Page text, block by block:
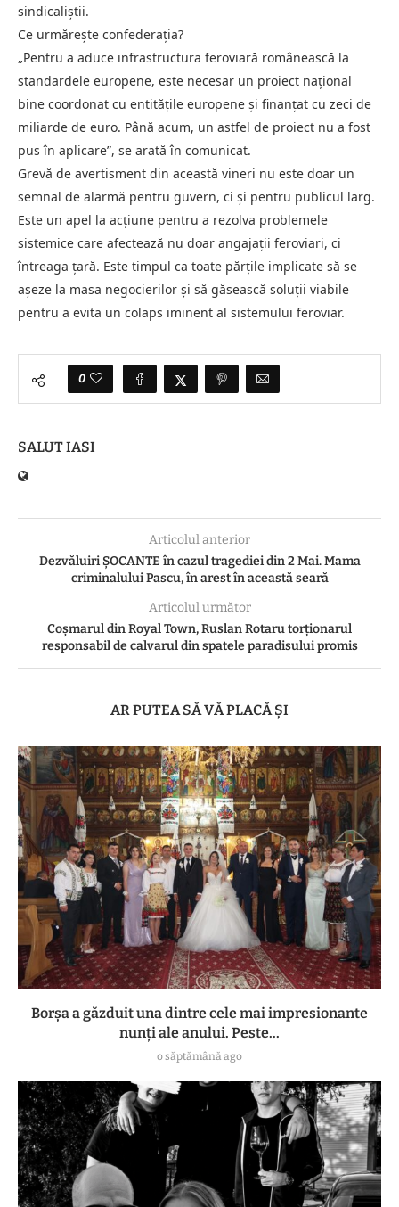
sindicaliștii.
Ce urmărește confederația?
„Pentru a aduce infrastructura feroviară românească la
standardele europene, este necesar un proiect național
bine coordonat cu entitățile europene și finanțat cu zeci de
miliarde de euro. Până acum, un astfel de proiect nu a fost
pus în aplicare”, se arată în comunicat.
Grevă de avertisment din această vineri nu este doar un
semnal de alarmă pentru guvern, ci și pentru publicul larg.
Este un apel la acțiune pentru a rezolva problemele
sistemice care afectează nu doar angajații feroviari, ci
întreaga țară. Este timpul ca toate părțile implicate să se
așeze la masa negocierilor și să găsească soluții viabile
pentru a evita un colaps iminent al sistemului feroviar.
0
SALUT IASI
Articolul anterior
Dezvăluiri ȘOCANTE în cazul tragediei din 2 Mai. Mama
criminalului Pascu, în arest în această seară
Articolul următor
Coșmarul din Royal Town, Ruslan Rotaru torționarul
responsabil de calvarul din spatele paradisului promis
AR PUTEA SĂ VĂ PLACĂ ȘI
Borșa a găzduit una dintre cele mai impresionante
nunți ale anului. Peste...
o săptămână ago